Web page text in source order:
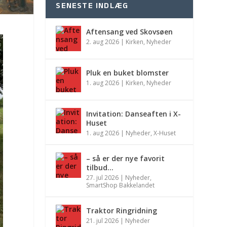
SENESTE INDLÆG
Aftensang ved Skovsøen
2. aug 2026 | Kirken, Nyheder
Pluk en buket blomster
1. aug 2026 | Kirken, Nyheder
Invitation: Danseaften i X-
Huset
1. aug 2026 | Nyheder,X-Huset
– så er der nye favorit
tilbud…
27. jul 2026 | Nyheder,
SmartShop Bakkelandet
Traktor Ringridning
21. jul 2026 | Nyheder